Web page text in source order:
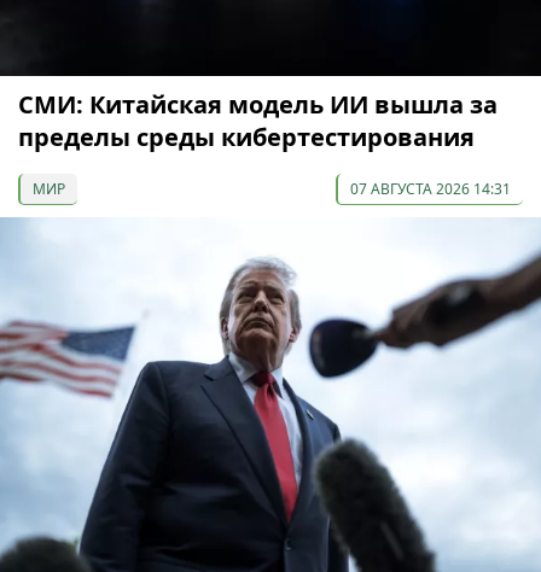
СМИ: Китайская модель ИИ вышла за
пределы среды кибертестирования
МИР 07 АВГУСТА 2026 14:31